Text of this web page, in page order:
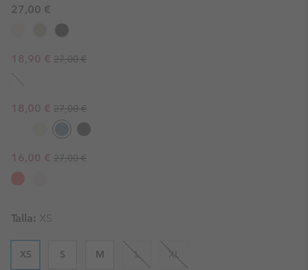
27,00 €
Sale price:
18,90 € Regular price:
27,00 €
Sale price:
18,00 € Regular price:
27,00 €
Sale price:
16,00 € Regular price:
27,00 €
Talla: XS
XS S M L XL